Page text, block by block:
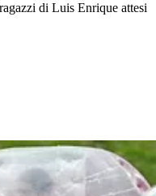
di Luis Enrique attesi